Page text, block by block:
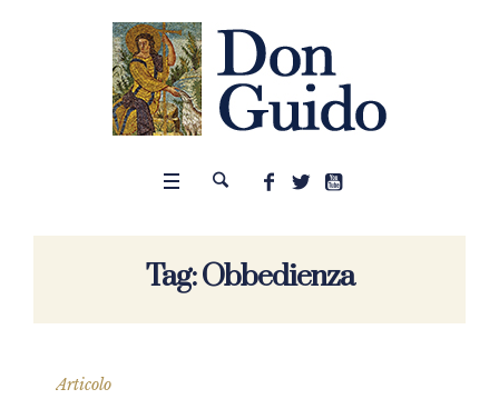
Tag:Obbedienza
Articolo